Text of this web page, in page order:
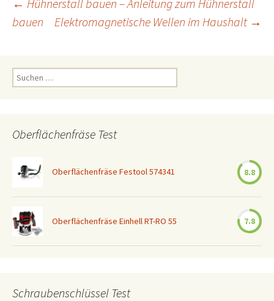
Beitrags-
← Hühnerstall bauen – Anleitung zum Hühnerstall
bauen
Elektromagnetische Wellen im Haushalt →
Suchen
nach:
Oberflächenfräse Test
Oberflächenfräse Festool 574341 8.8
Oberflächenfräse Einhell RT-RO 55 7.8
Schraubenschlüssel Test